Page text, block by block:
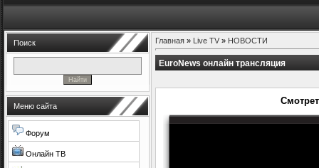
Поиск
Меню сайта
Форум
Онлайн ТВ
Главная » Live TV » НОВОСТИ
EuroNews онлайн трансляция